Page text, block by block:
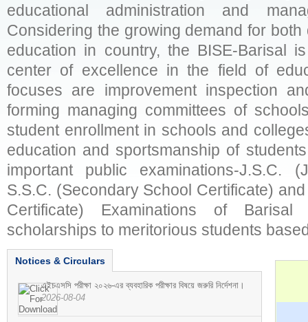
educational administration and
Considering the growing demand for
education in country, the BISE-Barisal
center of excellence in the field of
focuses are improvement inspection
forming managing committees of
student enrollment in schools and
education and sportsmanship of
important public examinations-J.S.C.
S.S.C. (Secondary School Certificate)
Certificate) Examinations of
scholarships to meritorious students
Notices & Circulars
এইচএসসি পরীক্ষা ২০২৬-এর ব্যবহারিক পরীক্ষার বিষয়ে জরুরি নির্দেশনা।
2026-08-04